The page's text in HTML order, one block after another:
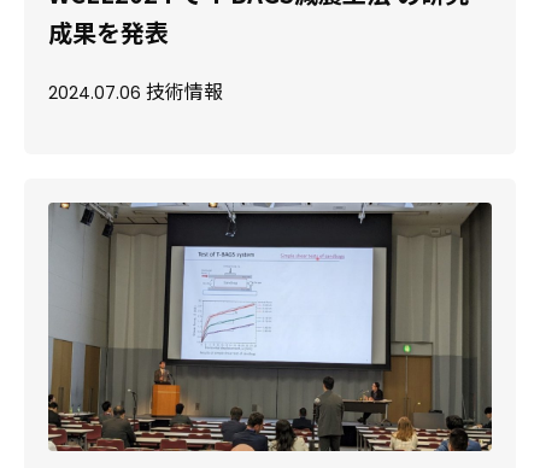
成果を発表
2024.07.06 技術情報